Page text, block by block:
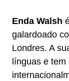
Enda Walsh
galardoado
Londres. A
línguas e